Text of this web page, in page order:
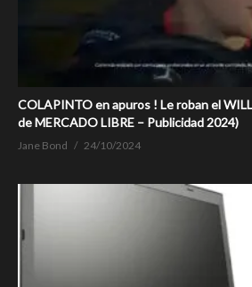
COLAPINTO en apuros ! Le roban el
de MERCADO LIBRE – Publicidad 2024)
Jane Bond 24/10/2024